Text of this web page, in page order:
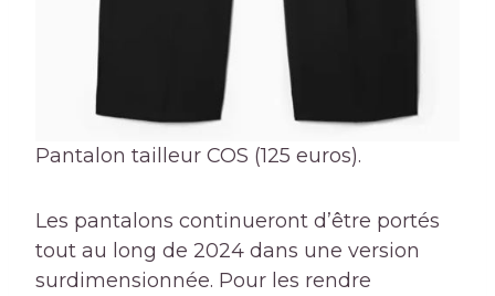
Pantalon tailleur COS (125 euros).
Les pantalons continueront d’être portés
tout au long de 2024 dans une version
surdimensionnée. Pour les rendre